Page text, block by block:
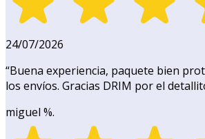
24/07/2026
“Buena experiencia, paquete bien
los envíos. Gracias DRIM por el
miguel %.